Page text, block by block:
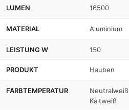
LUMEN 16500
MATERIAL Aluminium
LEISTUNG W 150
PRODUKT Hauben
FARBTEMPERATUR
Neutralweiß
Kaltweiß